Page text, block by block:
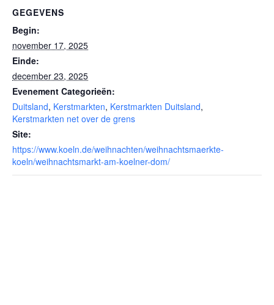
GEGEVENS
Begin:
november 17, 2025
Einde:
december 23, 2025
Evenement Categorieën:
Duitsland, Kerstmarkten, Kerstmarkten Duitsland,
Kerstmarkten net over de grens
Site:
https://www.koeln.de/weihnachten/weihnachtsmaerkte-
koeln/weihnachtsmarkt-am-koelner-dom/